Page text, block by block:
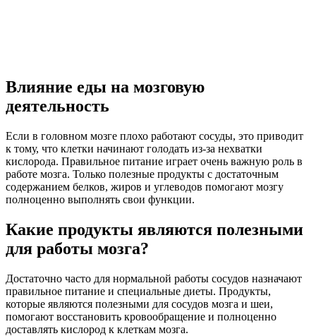
Влияние еды на мозговую
деятельность
Если в головном мозге плохо работают сосуды, это приводит
к тому, что клетки начинают голодать из-за нехватки
кислорода. Правильное питание играет очень важную роль в
работе мозга. Только полезные продукты с достаточным
содержанием белков, жиров и углеводов помогают мозгу
полноценно выполнять свои функции.
Какие продукты являются полезными
для работы мозга?
Достаточно часто для нормальной работы сосудов назначают
правильное питание и специальные диеты. Продукты,
которые являются полезными для сосудов мозга и шеи,
помогают восстановить кровообращение и полноценно
доставлять кислород к клеткам мозга.